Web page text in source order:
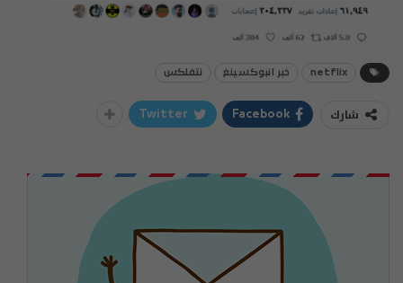
netflix خبر انبوكسينغ نتفلكس
شارك Facebook
Twitter